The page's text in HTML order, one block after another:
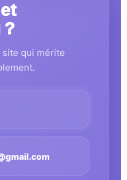
?
site qui mérite